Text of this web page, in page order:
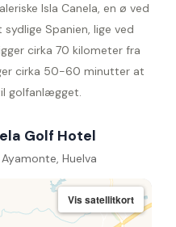
Isla Canela, en ø ved
Spanien, lige ved
cirka 70 kilometer fra
cirka 50-60 minutter at
golfanlægget.
Golf Hotel
Huelva
Vis satellitkort